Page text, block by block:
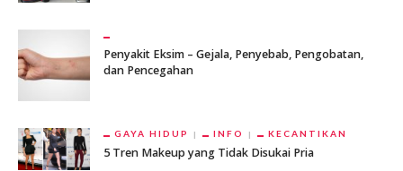
Penyakit Eksim – Gejala, Penyebab, Pengobatan,
dan Pencegahan
GAYA HIDUP INFO KECANTIKAN
5 Tren Makeup yang Tidak Disukai Pria